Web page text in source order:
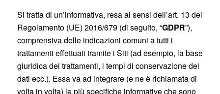
Si tratta di un’informativa, resa ai sensi dell’art. 13 del
Regolamento (UE) 2016/679 (di seguito, “GDPR”),
comprensiva delle indicazioni comuni a tutti i
trattamenti effettuati tramite i Siti (ad esempio, la base
giuridica dei trattamenti, i tempi di conservazione dei
dati ecc.). Essa va ad integrare (e ne è richiamata di
volta in volta) le più specifiche informative che sono